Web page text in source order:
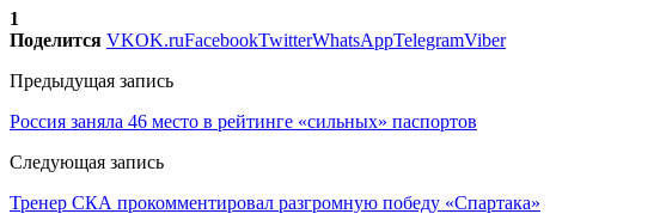
1
Поделится VKOK.ruFacebookTwitterWhatsAppTelegramViber
Предыдущая запись
Россия заняла 46 место в рейтинге «сильных» паспортов
Следующая запись
Тренер СКА прокомментировал разгромную победу «Спартака»